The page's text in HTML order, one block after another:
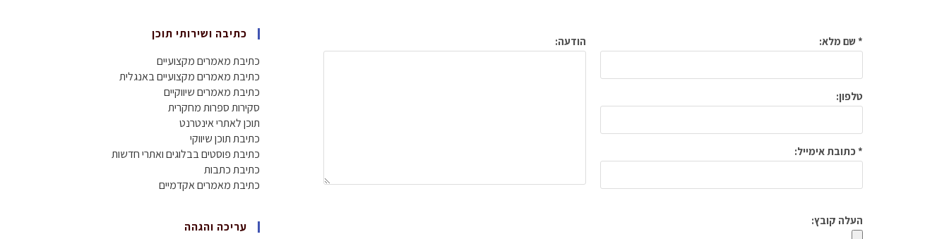
* שם מלא:
טלפון:
* כתובת אימייל:
הודעה:
העלה קובץ:
כתיבה ושירותי תוכן
כתיבת מאמרים מקצועיים
כתיבת מאמרים מקצועיים באנגלית
כתיבת מאמרים שיווקיים
סקירות ספרות מחקרית
תוכן לאתרי אינטרנט
כתיבת תוכן שיווקי
כתיבת פוסטים בבלוגים ואתרי חדשות
כתיבת כתבות
כתיבת מאמרים אקדמיים
עריכה והגהה